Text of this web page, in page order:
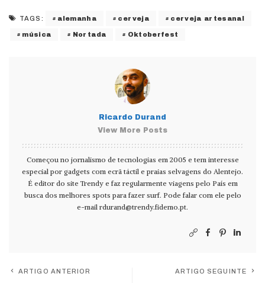
TAGS: alemanha cerveja cerveja artesanal
música Nortada Oktoberfest
Ricardo Durand
View More Posts
Começou no jornalismo de tecnologias em 2005 e tem interesse
especial por gadgets com ecrã táctil e praias selvagens do Alentejo.
É editor do site Trendy e faz regularmente viagens pelo País em
busca dos melhores spots para fazer surf. Pode falar com ele pelo
e-mail rdurand@trendy.fidemo.pt.
ARTIGO ANTERIOR ARTIGO SEGUINTE